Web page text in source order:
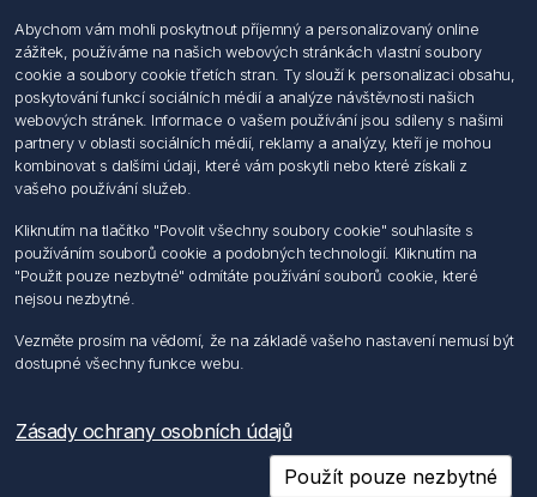
Hledat
Dodržování předpisů
Zásady zpracování osobních údajů fyzických osob
Podmínky zasílání elektronických dokumentu
Všeobecné dodací a obchodní podmínky
Informace o nakládaní s elektroodpadem
Můj účet
Můj účet
Objednávky
Adresy
Abychom vám mohli poskytnout příjemný a personalizovaný online
zážitek, používáme na našich webových stránkách vlastní soubory
cookie a soubory cookie třetích stran. Ty slouží k personalizaci obsahu,
poskytování funkcí sociálních médií a analýze návštěvnosti našich
webových stránek. Informace o vašem používání jsou sdíleny s našimi
partnery v oblasti sociálních médií, reklamy a analýzy, kteří je mohou
kombinovat s dalšími údaji, které vám poskytli nebo které získali z
vašeho používání služeb.
Kliknutím na tlačítko "Povolit všechny soubory cookie" souhlasíte s
používáním souborů cookie a podobných technologií. Kliknutím na
"Použit pouze nezbytné" odmítáte používání souborů cookie, které
nejsou nezbytné.
Vezměte prosím na vědomí, že na základě vašeho nastavení nemusí být
dostupné všechny funkce webu.
Zásady ochrany osobních údajů
Použít pouze nezbytné